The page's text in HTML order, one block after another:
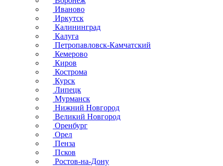
Иваново
Иркутск
Калининград
Калуга
Петропавловск-Камчатский
Кемерово
Киров
Кострома
Курск
Липецк
Мурманск
Нижний Новгород
Великий Новгород
Оренбург
Орел
Пенза
Псков
Ростов-на-Дону